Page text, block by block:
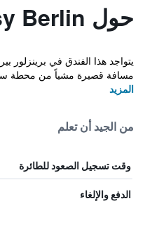
حول Vienna House Easy Berlin
يتواجد هذا الفندق في
مسافة قصيرة مشياً من محطة
المزيد
من الجيد أن تعلم
وقت تسجيل الصعود للطائرة
الدفع والإلغاء